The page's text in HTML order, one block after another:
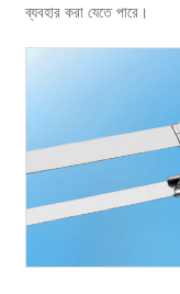
ব্যবহার করা যেতে পারে।